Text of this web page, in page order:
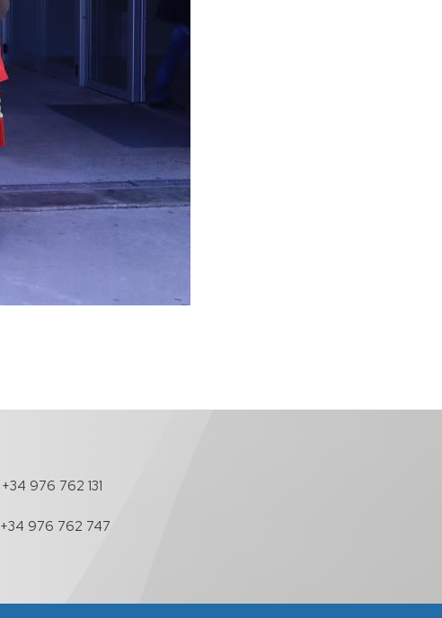
+34 976 762 131
+34 976 762 747